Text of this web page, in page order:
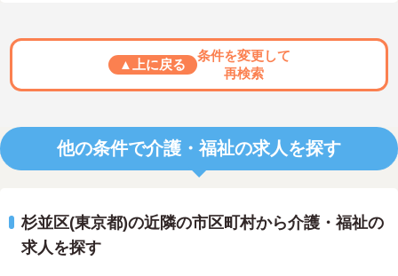
▲上に戻る
条件を変更して
再検索
他の条件で介護・福祉の求人を探す
杉並区(東京都)の近隣の市区町村から介護・福祉の
求人を探す